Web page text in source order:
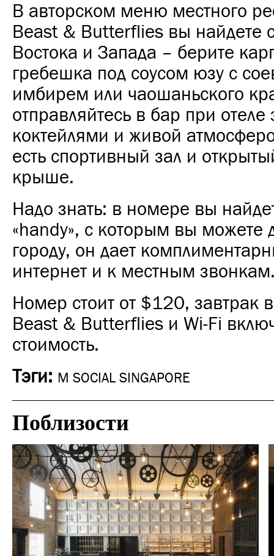
В авторском меню местного
Beast & Butterflies вы найдете
Востока и Запада – берите
гребешка под соусом юзу с
имбирем или чаошаньского
отправляйтесь в бар при
коктейлями и живой
есть спортивный зал и
крыше.
Надо знать: в номере вы
«handy», с которым вы можете
городу, он дает
интернет и к местным
Номер стоит от $120, завтрак
Beast & Butterflies и Wi-Fi
стоимость.
Тэги: M SOCIAL SINGAPORE
Поблизости